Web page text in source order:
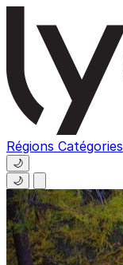
Régions Catégories
🌙
🌙